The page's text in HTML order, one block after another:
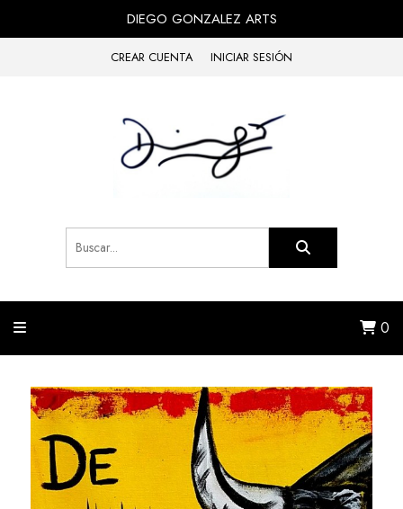
DIEGO GONZALEZ ARTS
CREAR CUENTA INICIAR SESIÓN
0